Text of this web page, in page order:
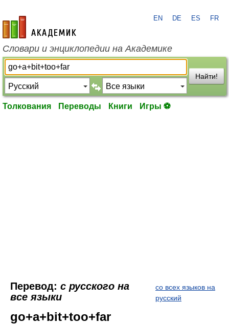
academic.ru
EN DE ES FR
Словари и энциклопедии на Академике
Найти!
Толкования Переводы Книги Игры ⚽
Перевод: с русского на
все языки
со всех языков на
русский
go+a+bit+too+far